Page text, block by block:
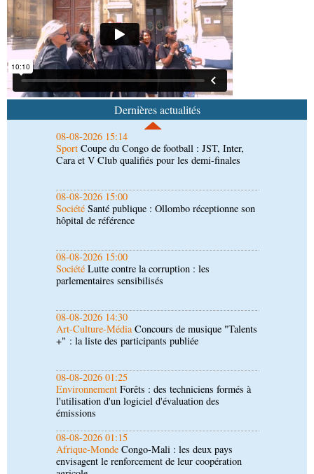
Dernières actualités
08-08-2026 16:00
SociétéDistinction : Darrel Ornelle Elion Assiana
promue maître-assistant Cames
08-08-2026 15:14
Coupe du Congo de football : JST, Inter,
Cara et V Club qualifiés pour les demi-finales
08-08-2026 15:00
SociétéSanté publique : Ollombo réceptionne son
hôpital de référence
08-08-2026 15:00
Société Lutte contre la corruption : les
parlementaires sensibilisés
08-08-2026 14:30
Art-Culture-MédiaConcours de musique "Talents
+" : la liste des participants publiée
08-08-2026 01:25
EnvironnementForêts : des techniciens formés à
l'utilisation d'un logiciel d'évaluation des
08-08-2026 01:15
Afrique-MondeCongo-Mali : les deux pays
envisagent le renforcement de leur coopération
agricole
08-08-2026 01:13
ÉconomieMarché boursier : la Banque postale du
Congo officialise son entrée à la BVMAC